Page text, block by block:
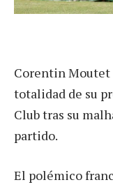
Corentin Moutet
totalidad de su
Club tras su
partido.
El polémico